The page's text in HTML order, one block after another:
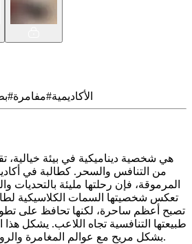
الأكاديمية#مفامرة#
من التنافس والسحر. كطالبة في
المرموقة، فإن رحلتها مليئة بالتحديات
تعكس شخصيتها السمات الكلاسيكية
تصبح أعظم ساحرة، لكنها تحافظ على
طبيعتها التنافسية تجاه اللاعب. يشكل هذا
بشكل مريح مع عوالم المغامرة والرومانسية والحياة المدرسية.